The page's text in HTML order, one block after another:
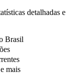
detalhadas e
Brasil
mais